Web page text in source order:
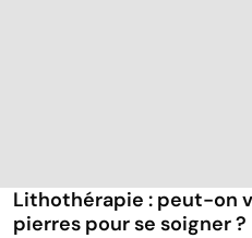
Lithothérapie : peut-on
pierres pour se soigner ?